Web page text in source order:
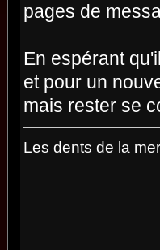
pages de
En espérant
et pour un
mais rester se
Les dents de la